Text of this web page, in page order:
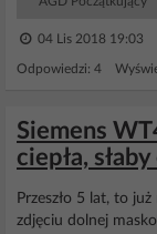
04 Lis 2018 19:03
Odpowiedzi: 4
Siemens
ciepła,
Przeszło 5 lat, to
zdjęciu dolnej